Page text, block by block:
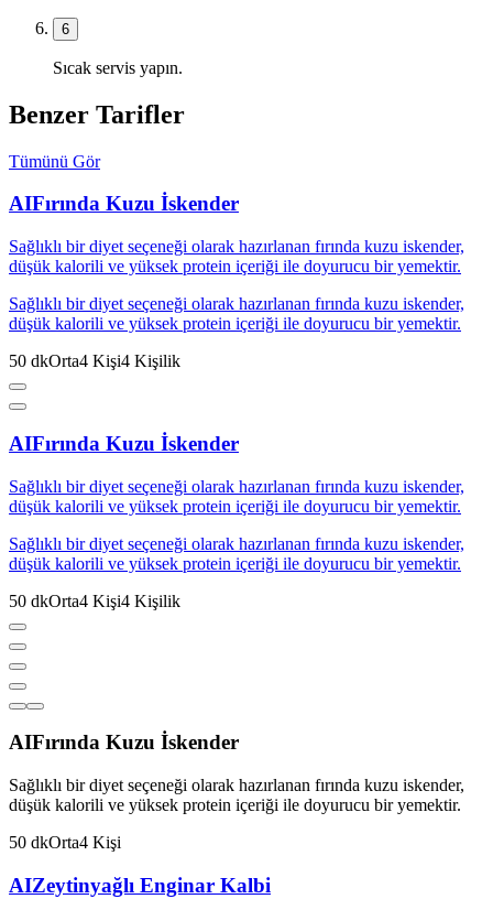
6
Sıcak servis yapın.
Benzer Tarifler
Tümünü Gör
AIFırında Kuzu İskender
Sağlıklı bir diyet seçeneği olarak hazırlanan fırında kuzu iskender,
düşük kalorili ve yüksek protein içeriği ile doyurucu bir yemektir.
Sağlıklı bir diyet seçeneği olarak hazırlanan fırında kuzu iskender,
düşük kalorili ve yüksek protein içeriği ile doyurucu bir yemektir.
50 dkOrta4 Kişi4 Kişilik
AIFırında Kuzu İskender
Sağlıklı bir diyet seçeneği olarak hazırlanan fırında kuzu iskender,
düşük kalorili ve yüksek protein içeriği ile doyurucu bir yemektir.
Sağlıklı bir diyet seçeneği olarak hazırlanan fırında kuzu iskender,
düşük kalorili ve yüksek protein içeriği ile doyurucu bir yemektir.
50 dkOrta4 Kişi4 Kişilik
AIFırında Kuzu İskender
Sağlıklı bir diyet seçeneği olarak hazırlanan fırında kuzu iskender,
düşük kalorili ve yüksek protein içeriği ile doyurucu bir yemektir.
50 dkOrta4 Kişi
AIZeytinyağlı Enginar Kalbi